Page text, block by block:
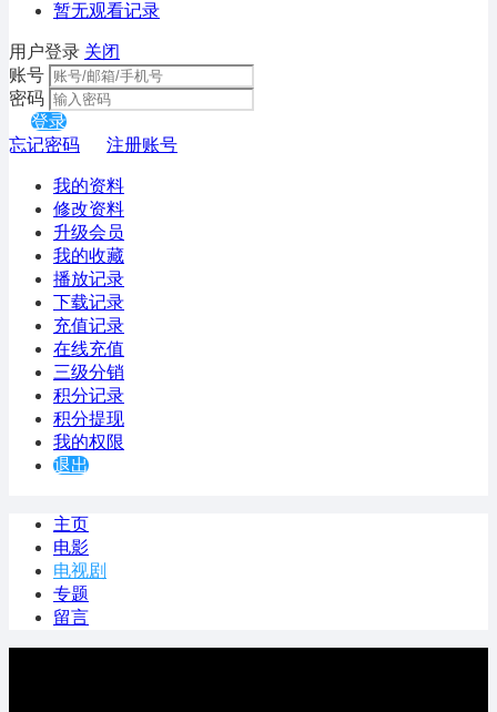
暂无观看记录
用户登录 关闭
账号
密码
登录
忘记密码
注册账号
我的资料
修改资料
升级会员
我的收藏
播放记录
下载记录
充值记录
在线充值
三级分销
积分记录
积分提现
我的权限
退出
主页
电影
电视剧
专题
留言